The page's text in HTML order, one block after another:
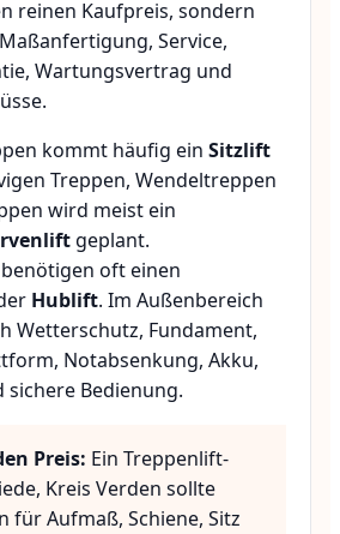
reinen Kaufpreis, sondern
Service,
Wartungsvertrag und
kommt häufig ein Sitzlift
Treppen, Wendeltreppen
wird meist ein
geplant.
oft einen
Hublift. Im Außenbereich
Wetterschutz, Fundament,
Notabsenkung, Akku,
sichere Bedienung.
Preis: Ein Treppenlift-
Kreis Verden sollte
für Aufmaß, Schiene, Sitz